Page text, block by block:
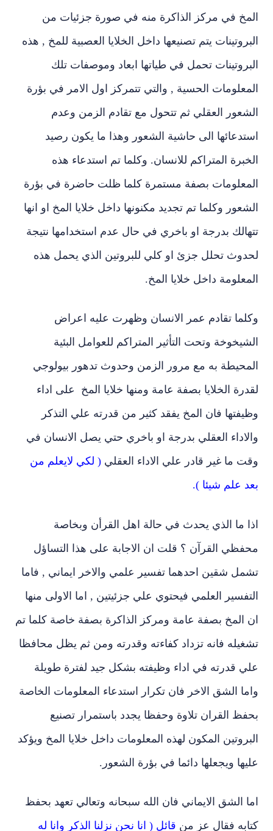
المخ في مركز الذاكرة منه في صورة جزئيات من
البروتينات يتم تصنيعها داخل الخلايا العصبية للمخ , هذه
البروتينات تحمل في طياتها ابعاد وموصفات تلك
المعلومات الحسية , والتي تتمركز اول الامر في بؤرة
الشعور العقلي ثم تتحول مع تقادم الزمن وعدم
استدعائها الى حاشية الشعور وهذا ما يكون رصيد
الخبرة المتراكم للانسان. وكلما تم استدعاء هذه
المعلومات بصفة مستمرة كلما ظلت حاضرة في بؤرة
الشعور وكلما تم تجديد مكنونها داخل خلايا المخ او انها
تتهالك بدرجة او باخري في حال عدم استخدامها نتيجة
لحدوث تحلل جزئ او كلي للبروتين الذي يحمل هذه
المعلومة داخل خلايا المخ.
وكلما تقادم عمر الانسان وظهرت عليه اعراض
الشيخوخة وتحت التأثير المتراكم للعوامل البئية
المحيطة به مع مرور الزمن وحدوث تدهور بيولوجي
لقدرة الخلايا بصفة عامة ومنها خلايا المخ على اداء
وظيفتها فان المخ يفقد كثير من قدرته علي التذكر
والاداء العقلي بدرجة او باخري حتي يصل الانسان في
وقت ما غير قادر علي الاداء العقلي ( لكي لايعلم من
بعد علم شيئا ).
اذا ما الذي يحدث في حالة اهل القرأن وبخاصة
محفظي القرآن ؟ قلت ان الاجابة على هذا التساؤل
تشمل شقين احدهما تفسير علمي والاخر ايماني , فاما
التفسير العلمي فيحتوي علي جزئيتين , اما الاولى منها
ان المخ بصفة عامة ومركز الذاكرة بصفة خاصة كلما تم
تشغيله فانه تزداد كفاءته وقدرته ومن ثم يظل محافظا
علي قدرته في اداء وظيفته بشكل جيد لفترة طويلة
واما الشق الاخر فان تكرار استدعاء المعلومات الخاصة
بحفظ القران تلاوة وحفظا يجدد باستمرار تصنيع
البروتين المكون لهذه المعلومات داخل خلايا المخ ويؤكد
عليها ويجعلها دائما في بؤرة الشعور.
اما الشق الايماني فان الله سبحانه وتعالي تعهد بحفظ
كتابه فقال عز من قائل ( انا نحن نزلنا الذكر وانا له